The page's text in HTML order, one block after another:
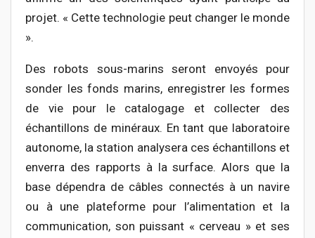
projet. « Cette technologie peut changer le monde
».
Des robots sous-marins seront envoyés pour
sonder les fonds marins, enregistrer les formes
de vie pour le catalogage et collecter des
échantillons de minéraux. En tant que laboratoire
autonome, la station analysera ces échantillons et
enverra des rapports à la surface. Alors que la
base dépendra de câbles connectés à un navire
ou à une plateforme pour l’alimentation et la
communication, son puissant « cerveau » et ses